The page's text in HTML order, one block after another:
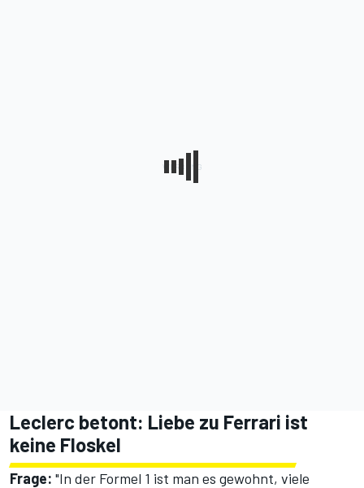
Leclerc betont: Liebe zu Ferrari ist
keine Floskel
Frage: "In der Formel 1 ist man es gewohnt, viele